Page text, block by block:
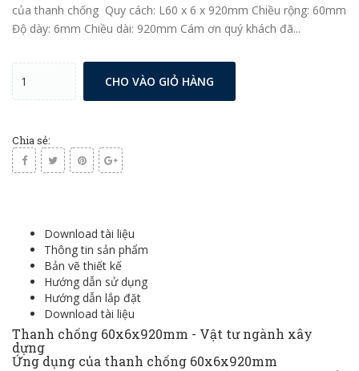
của thanh chống Quy cách: L60 x 6 x 920mm Chiều rộng: 60mm
Độ dày: 6mm Chiều dài: 920mm Cám ơn quý khách đã...
CHO VÀO GIỎ HÀNG
Chia sẻ:
Download tài liệu
Thông tin sản phẩm
Bản vẽ thiết kế
Hướng dẫn sử dụng
Hướng dẫn lắp đặt
Download tài liệu
Thanh chống 60x6x920mm - Vật tư ngành xây
dựng
Ứng dụng của thanh chống 60x6x920mm